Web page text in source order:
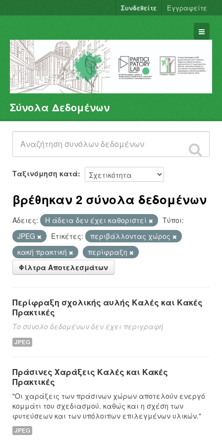
Συνδεθείτε Εγγραφείτε
Σύνολα Δεδομένων
Φορείς
Ομάδες
Σχετικά
Σύνολα Δεδομένων
Ταξινόμηση κατά
βρέθηκαν 2 σύνολα δεδομένων
Άδειες: Η άδεια δεν έχει καθοριστεί
Τύποι:
JPEG
Ετικέτες:
περιβάλλοντας χώρος
κακή πρακτική
περίφραξη
Φίλτρα Αποτελεσμάτων
Περίφραξη σχολικής αυλής Καλές και Κακές
Πρακτικές
Το σύνολο δεδομένων δεν έχει περιγραφή
JPEG
Πράσινες Χαράξεις Καλές και Κακές
Πρακτικές
"Οι χαράξεις των πράσινων χώρων αποτελούν ενεργό
κομμάτι του σχεδιασμού. καθώς και η σχέση των
φυτεύσεων και των υπόλοιπων επιλεγμένων υλικών."
JPEG